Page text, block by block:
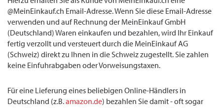
@MeinEinkauf.ch Email-Adresse. Wenn Sie diese Email-Adresse
verwenden und auf Rechnung der MeinEinkauf GmbH
(Deutschland) Waren einkaufen und bezahlen, wird Ihr Einkauf
fertig verzollt und versteuert durch die MeinEinkauf AG
(Schweiz) direkt zu Ihnen in die Schweiz zugestellt. Sie zahlen
keine Einfuhrabgaben oder Vorweisungstaxen.
Für eine Lieferung eines beliebigen Online-Händlers in
Deutschland (z.B.amazon.de) bezahlen Sie damit - oft sogar